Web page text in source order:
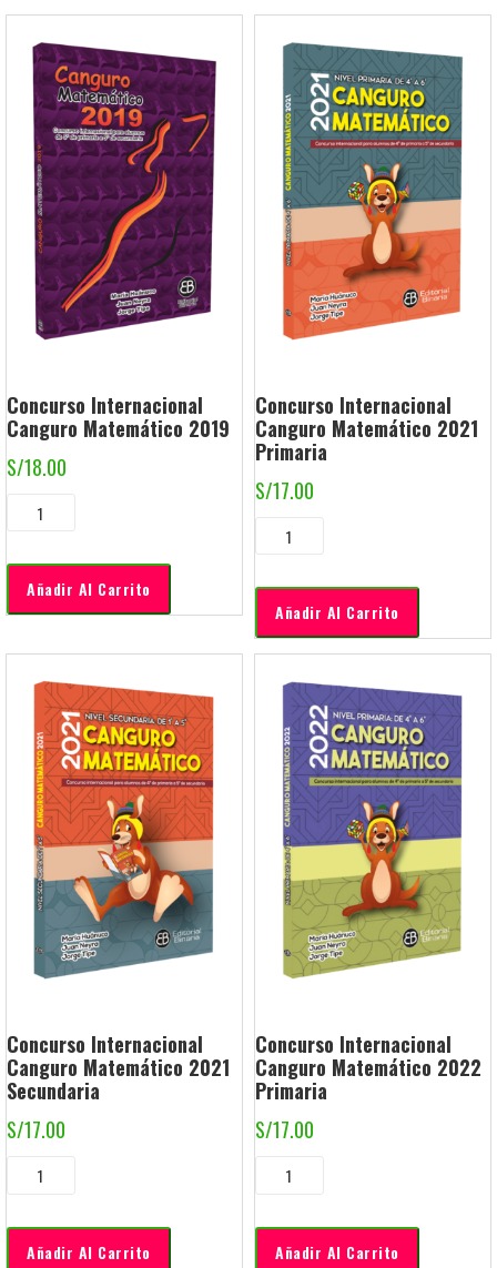
Concurso Internacional
Canguro Matemático 2019
S/18.00
Añadir Al Carrito
Concurso Internacional
Canguro Matemático 2021
Primaria
S/17.00
Añadir Al Carrito
Concurso Internacional
Canguro Matemático 2021
Secundaria
S/17.00
Añadir Al Carrito
Concurso Internacional
Canguro Matemático 2022
Primaria
S/17.00
Añadir Al Carrito